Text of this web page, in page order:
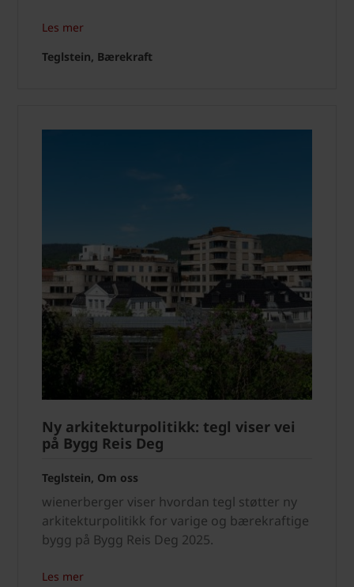
Les mer
Teglstein, Bærekraft
Ny arkitekturpolitikk: tegl viser vei
på Bygg Reis Deg
Teglstein, Om oss
wienerberger viser hvordan tegl støtter ny
arkitekturpolitikk for varige og bærekraftige
bygg på Bygg Reis Deg 2025.
Les mer